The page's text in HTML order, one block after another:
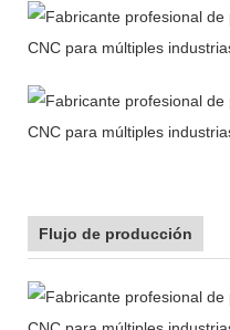
Flujo de producción